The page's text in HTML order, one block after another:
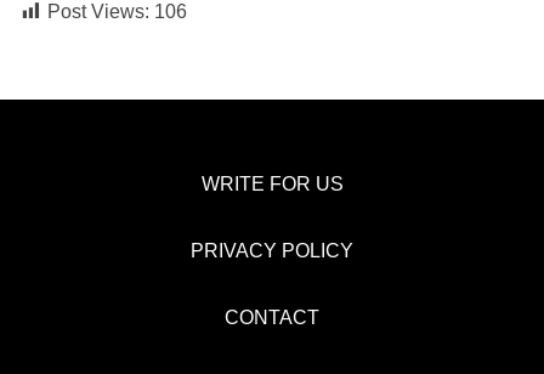
Post Views: 106
WRITE FOR US
PRIVACY POLICY
CONTACT